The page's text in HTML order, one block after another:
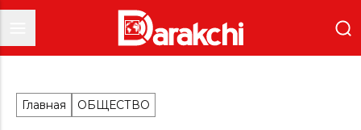
Главная ОБЩЕСТВО